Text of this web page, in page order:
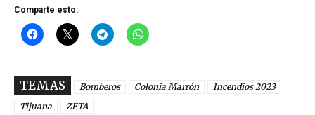
Comparte esto:
TEMAS Bomberos Colonia Marrón
Incendios 2023
Tijuana
ZETA